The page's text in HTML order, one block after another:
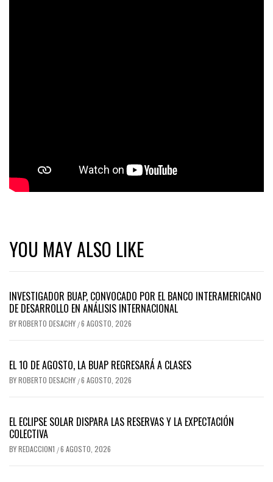
YOU MAY ALSO LIKE
INVESTIGADOR BUAP, CONVOCADO POR EL BANCO INTERAMERICANO
DE DESARROLLO EN ANÁLISIS INTERNACIONAL
BYROBERTO DESACHY /6 AGOSTO, 2026
EL 10 DE AGOSTO, LA BUAP REGRESARÁ A CLASES
BYROBERTO DESACHY /6 AGOSTO, 2026
EL ECLIPSE SOLAR DISPARA LAS RESERVAS Y LA EXPECTACIÓN
COLECTIVA
BYREDACCION1 /6 AGOSTO, 2026